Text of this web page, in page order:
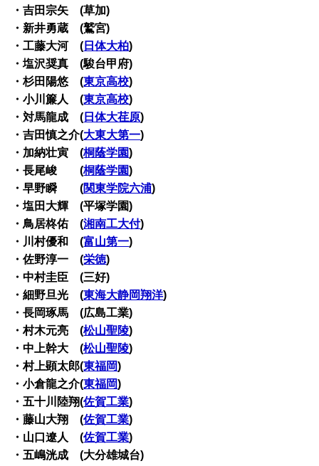
・吉田宗矢 (草加)
・新井勇蔵 (鷲宮)
・工藤大河 ( 日体大柏)
・塩沢奨真 (駿台甲府)
・杉田陽悠 (東京高校)
・小川簾人 (東京高校)
・対馬龍成 ( 日体大荏原)
・吉田慎之介(大東大第一)
・加納壮寅 (桐蔭学園)
・長尾峻 (桐蔭学園)
・早野瞬 (関東学院六浦)
・塩田大輝 (平塚学園)
・鳥居柊佑 (湘南工大付)
・川村優和 (富山第一)
・佐野淳一 (栄徳)
・中村圭臣 (三好)
・細野旦光 (東海大静岡翔洋)
・長岡琢馬 (広島工業)
・村木元亮 (松山聖陵)
・中上幹大 (松山聖陵)
・村上顕太郎(東福岡)
・小倉龍之介(東福岡)
・五十川陸翔(佐賀工業)
・藤山大翔 (佐賀工業)
・山口遼人 (佐賀工業)
・五嶋洸成 (大分雄城台)